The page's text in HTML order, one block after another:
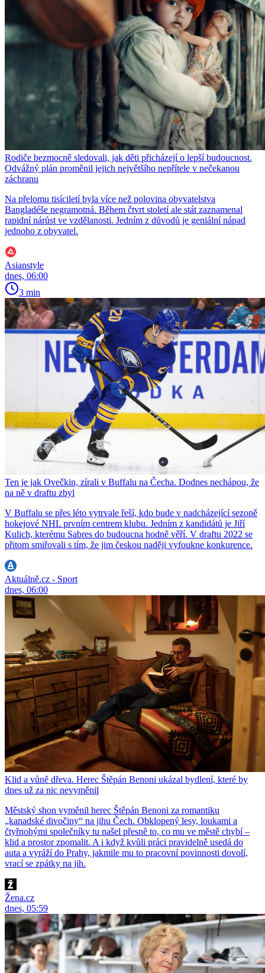
Rodiče bezmocně sledovali, jak děti přicházejí o lepší budoucnost.
Odvážný plán proměnil jejich největšího nepřítele v nečekanou
záchranu
Na přelomu tisíciletí byla více než polovina obyvatelstva
Bangladéše negramotná. Během čtvrt století ale stát zaznamenal
rapidní nárůst ve vzdělanosti. Jedním z důvodů je geniální nápad
jednoho z obyvatel.
Asianstyle
dnes, 06:00
3 min
Ten je jak Ovečkin, zírali v Buffalu na Čecha. Dodnes nechápou, že
na ně v draftu zbyl
V Buffalu se přes léto vytrvale řeší, kdo bude v nadcházející sezoně
hokejové NHL prvním centrem klubu. Jedním z kandidátů je Jiří
Kulich, kterému Sabres do budoucna hodně věří. V draftu 2022 se
přitom smiřovali s tím, že jim českou naději vyfoukne konkurence.
Aktuálně.cz - Sport
dnes, 06:00
Klid a vůně dřeva. Herec Štěpán Benoni ukázal bydlení, které by
dnes už za nic nevyměnil
Městský shon vyměnil herec Štěpán Benoni za romantiku
„kanadské divočiny“ na jihu Čech. Obklopený lesy, loukami a
čtyřnohými společníky tu našel přesně to, co mu ve městě chybí –
klid a prostor zpomalit. A i když kvůli práci pravidelně usedá do
auta a vyráží do Prahy, jakmile mu to pracovní povinnosti dovolí,
vrací se zpátky na jih.
Žena.cz
dnes, 05:59